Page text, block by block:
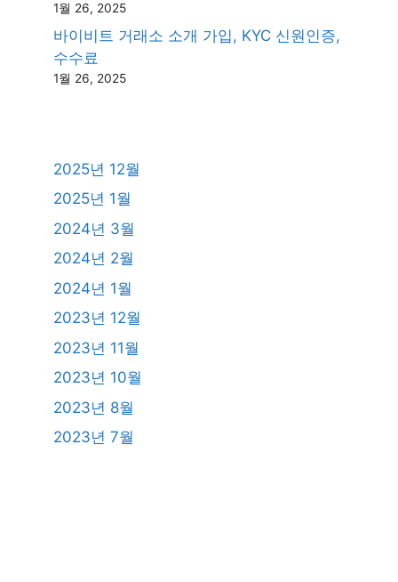
1월 26, 2025
바이비트 거래소 소개 가입, KYC 신원인증,
수수료
1월 26, 2025
2025년 12월
2025년 1월
2024년 3월
2024년 2월
2024년 1월
2023년 12월
2023년 11월
2023년 10월
2023년 8월
2023년 7월